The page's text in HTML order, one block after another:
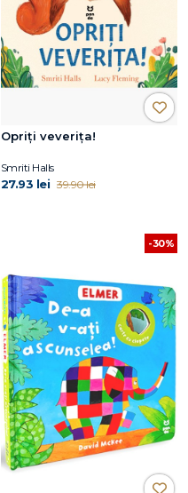
Opriți veverița!
Smriti Halls
27.93 lei 39.90 lei
-30%